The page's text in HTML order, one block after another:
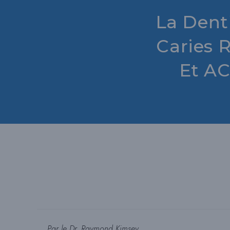
La
Caries
Et